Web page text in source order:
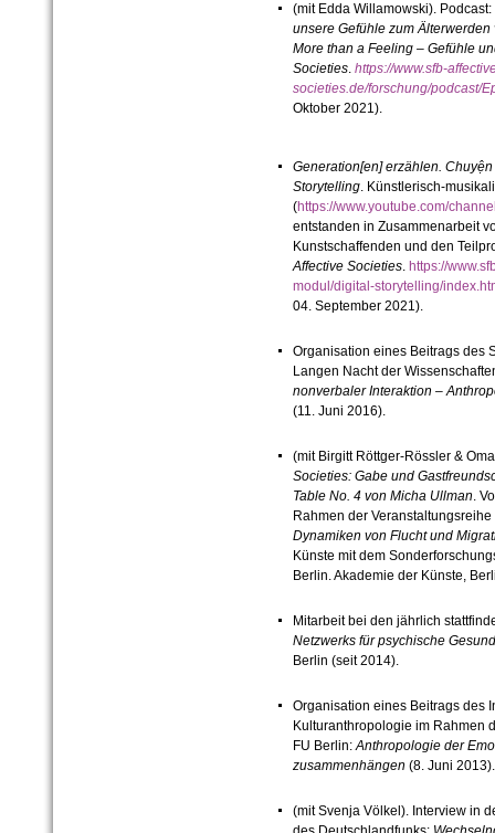
(mit Edda Willamowski). Podcast:
unsere Gefühle zum Älterwerden
More than a Feeling – Gefühle
Societies. https://www.sfb-
societies.de/forschung/podcast/
Oktober 2021).
Generation[en] erzählen. Chuyện
Storytelling. Künstlerisch-
(https://www.youtube.com/
entstanden in Zusammenarbeit
Kunstschaffenden und den
Affective Societies. https://
modul/digital-storytelling/
04. September 2021).
Organisation eines Beitrags des
Langen Nacht der
nonverbaler Interaktion –
(11. Juni 2016).
(mit Birgitt Röttger-Rössler &
Societies: Gabe und
Table No. 4 von Micha Ullman.
Rahmen der Veranstaltungsreihe
Dynamiken von Flucht und
Künste mit dem
Berlin. Akademie der Künste,
Mitarbeit bei den jährlich
Netzwerks für psychische
Berlin (seit 2014).
Organisation eines Beitrags des
Kulturanthropologie im Rahmen
FU Berlin:Anthropologie der
zusammenhängen (8. Juni 2013).
(mit Svenja Völkel). Interview in